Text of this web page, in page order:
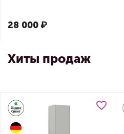
28 000₽
Хиты продаж